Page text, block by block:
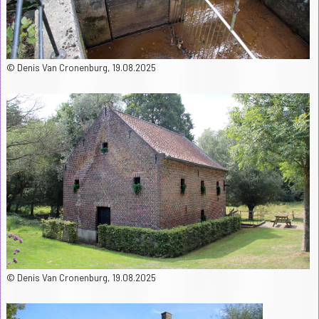
© Denis Van Cronenburg, 19.08.2025
© Denis Van Cronenburg, 19.08.2025